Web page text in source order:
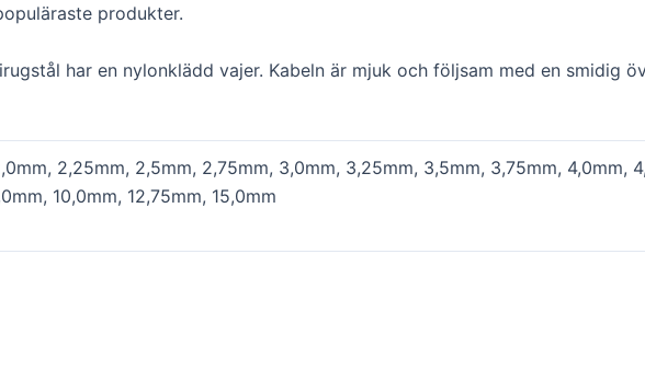
produkter.
har en nylonklädd vajer. Kabeln är mjuk och följsam med en smidig
2,25mm, 2,5mm, 2,75mm, 3,0mm, 3,25mm, 3,5mm, 3,75mm, 4,0mm,
10,0mm, 12,75mm, 15,0mm